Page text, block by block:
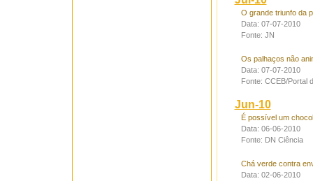
O grande triunfo da
Data: 07-07-2010
Fonte: JN
Os palhaços não
Data: 07-07-2010
Fonte: CCEB/Portal
Jun-10
É possível um
Data: 06-06-2010
Fonte: DN Ciência
Chá verde contra
Data: 02-06-2010